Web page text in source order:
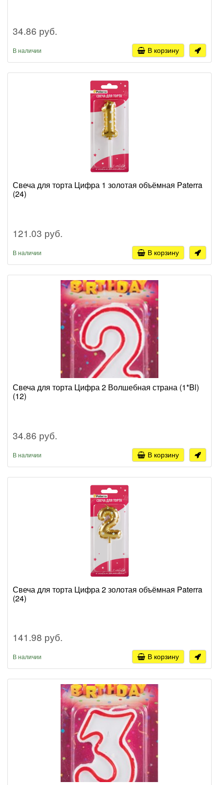
34.86 руб.
В наличии В корзину
Свеча для торта Цифра 1 золотая объёмная Paterra
(24)
121.03 руб.
В наличии В корзину
Свеча для торта Цифра 2 Волшебная страна (1*Bl)
(12)
34.86 руб.
В наличии В корзину
Свеча для торта Цифра 2 золотая объёмная Paterra
(24)
141.98 руб.
В наличии В корзину